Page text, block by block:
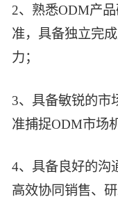
2、熟悉ODM产
准，具备独立完
力；
3、具备敏锐的市
准捕捉ODM市场
4、具备良好的沟
高效协同销售、